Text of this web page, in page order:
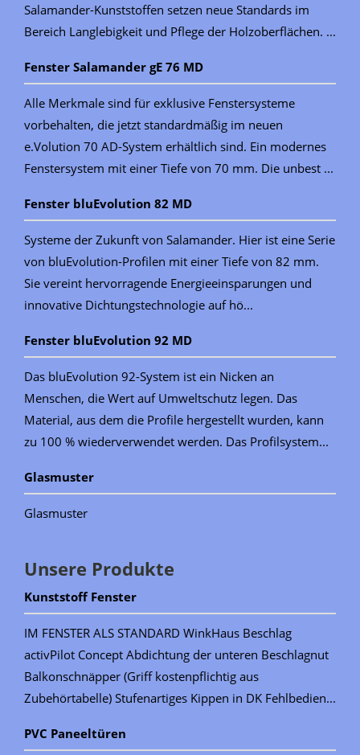
Salamander-Kunststoffen setzen neue Standards im
Bereich Langlebigkeit und Pflege der Holzoberflächen. ...
Fenster Salamander gE 76 MD
Alle Merkmale sind für exklusive Fenstersysteme
vorbehalten, die jetzt standardmäßig im neuen
e.Volution 70 AD-System erhältlich sind. Ein modernes
Fenstersystem mit einer Tiefe von 70 mm. Die unbest ...
Fenster bluEvolution 82 MD
Systeme der Zukunft von Salamander. Hier ist eine Serie
von bluEvolution-Profilen mit einer Tiefe von 82 mm.
Sie vereint hervorragende Energieeinsparungen und
innovative Dichtungstechnologie auf hö...
Fenster bluEvolution 92 MD
Das bluEvolution 92-System ist ein Nicken an
Menschen, die Wert auf Umweltschutz legen. Das
Material, aus dem die Profile hergestellt wurden, kann
zu 100 % wiederverwendet werden. Das Profilsystem...
Glasmuster
Glasmuster
Unsere Produkte
Kunststoff Fenster
IM FENSTER ALS STANDARD WinkHaus Beschlag
activPilot Concept Abdichtung der unteren Beschlagnut
Balkonschnäpper (Griff kostenpflichtig aus
Zubehörtabelle) Stufenartiges Kippen in DK Fehlbedien...
PVC Paneeltüren